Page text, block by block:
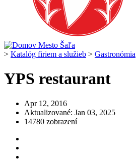
> Katalóg firiem a služieb > Gastronómia
YPS restaurant
Apr 12, 2016
Aktualizované: Jan 03, 2025
14780 zobrazení